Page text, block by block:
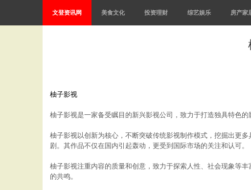
文登资讯网 美食文化 投资理财 综艺娱乐 房产家
柚子影视
柚子影视是一家备受瞩目的新兴影视公司，致力于打造独具特色的
柚子影视以创新为核心，不断突破传统影视制作模式，挖掘出更
剧。其作品不仅在国内引起轰动，更受到国际市场的关注和认可。
柚子影视注重内容的质量和创意，致力于探索人性、社会现象等
的共鸣。